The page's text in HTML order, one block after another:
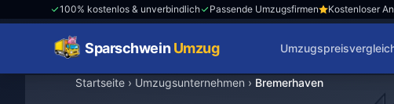
100% kostenlos & unverbindlich Passende Umzugsfirmen Kostenloser
SparschweinUmzug
Startseite › Umzugsunternehmen › Bremerhaven